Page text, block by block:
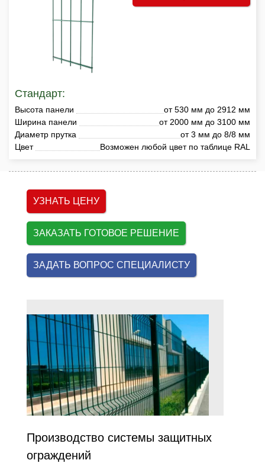
Стандарт:
Высота панели
от 530 мм до 2912 мм
Ширина панели
от 2000 мм до 3100 мм
Диаметр прутка
от 3 мм до 8/8 мм
Цвет
Возможен любой цвет по таблице RAL
УЗНАТЬ ЦЕНУ
ЗАКАЗАТЬ ГОТОВОЕ РЕШЕНИЕ
ЗАДАТЬ ВОПРОС СПЕЦИАЛИСТУ
Производство системы защитных
ограждений